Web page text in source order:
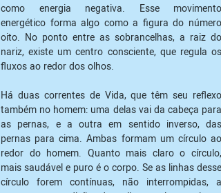
como energia negativa. Esse movimento
energético forma algo como a figura do número
oito. No ponto entre as sobrancelhas, a raiz do
nariz, existe um centro consciente, que regula os
fluxos ao redor dos olhos.
Há duas correntes de Vida, que têm seu reflexo
também no homem: uma delas vai da cabeça para
as pernas, e a outra em sentido inverso, das
pernas para cima. Ambas formam um círculo ao
redor do homem. Quanto mais claro o círculo,
mais saudável e puro é o corpo. Se as linhas desse
círculo forem contínuas, não interrompidas, a